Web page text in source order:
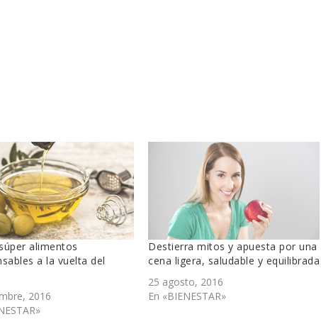
alimentos
a la vuelta del
2016
Destierra mitos y apuesta por una
cena ligera, saludable y equilibrada
25 agosto, 2016
En «BIENESTAR»